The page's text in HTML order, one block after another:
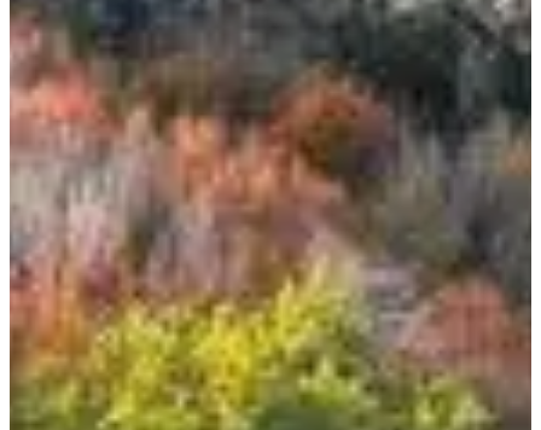
Dates d'inscription
Pas encore communiquées
Plus d'info
Plus d'info
août 2027
Date à confirmer
Randonnée 6 jours session 3